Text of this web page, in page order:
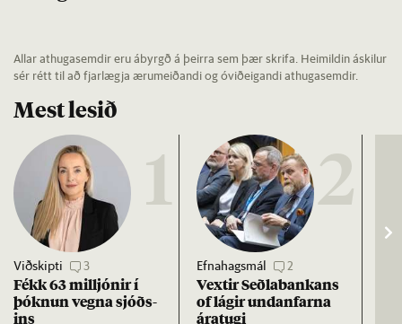
Allar athugasemdir eru ábyrgð á þeirra sem þær skrifa. Heimildin áskilur
sér rétt til að fjarlægja ærumeiðandi og óviðeigandi athugasemdir.
Mest lesið
1
Viðskipti 3
Fékk 63 millj­ón­ir í
þókn­un vegna sjóðs­
ins
2
Efnahagsmál 2
Vext­ir Seðla­bank­ans
of lág­ir und­an­farna
ára­tugi